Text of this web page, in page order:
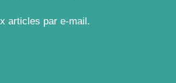
articles par e-mail.